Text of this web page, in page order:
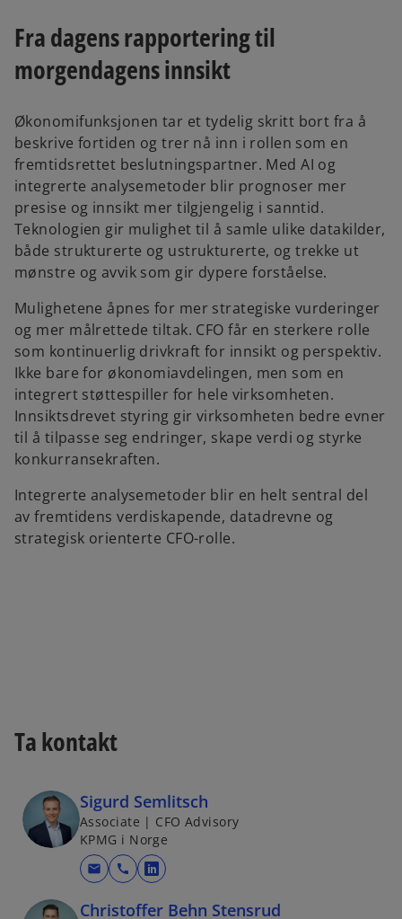
Fra dagens rapportering til
morgendagens innsikt
Økonomifunksjonen tar et tydelig skritt bort fra å
beskrive fortiden og trer nå inn i rollen som en
fremtidsrettet beslutningspartner. Med AI og
integrerte analysemetoder blir prognoser mer
presise og innsikt mer tilgjengelig i sanntid.
Teknologien gir mulighet til å samle ulike datakilder,
både strukturerte og ustrukturerte, og trekke ut
mønstre og avvik som gir dypere forståelse.
Mulighetene åpnes for mer strategiske vurderinger
og mer målrettede tiltak. CFO får en sterkere rolle
som kontinuerlig drivkraft for innsikt og perspektiv.
Ikke bare for økonomiavdelingen, men som en
integrert støttespiller for hele virksomheten.
Innsiktsdrevet styring gir virksomheten bedre evner
til å tilpasse seg endringer, skape verdi og styrke
konkurransekraften.
Integrerte analysemetoder blir en helt sentral del
av fremtidens verdiskapende, datadrevne og
strategisk orienterte CFO-rolle.
Ta kontakt
Sigurd Semlitsch
Associate | CFO Advisory
KPMG i Norge
mail call
o
Christoffer Behn Stensrud